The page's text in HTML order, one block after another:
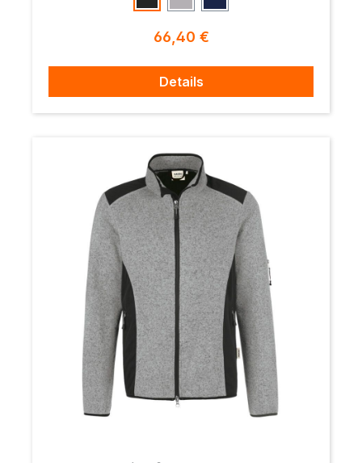
Anthrazit Meliert
Grau MeliertMarine Meliert
Regulärer Preis:
66,40 €
Details